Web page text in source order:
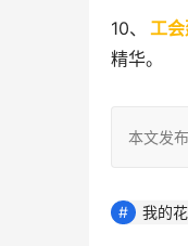
10、 工
精华。
本文发
我的